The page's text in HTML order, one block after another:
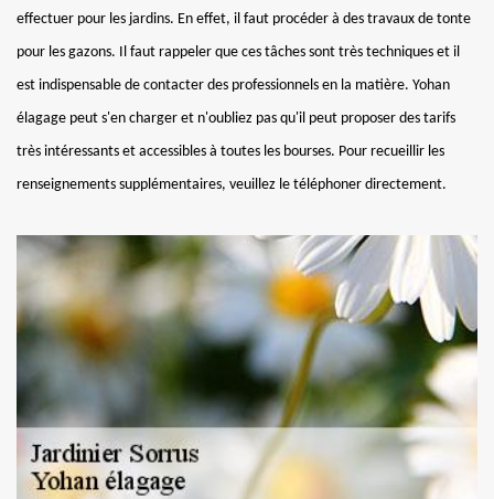
effectuer pour les jardins. En effet, il faut procéder à des travaux de tonte
pour les gazons. Il faut rappeler que ces tâches sont très techniques et il
est indispensable de contacter des professionnels en la matière. Yohan
élagage peut s'en charger et n'oubliez pas qu'il peut proposer des tarifs
très intéressants et accessibles à toutes les bourses. Pour recueillir les
renseignements supplémentaires, veuillez le téléphoner directement.